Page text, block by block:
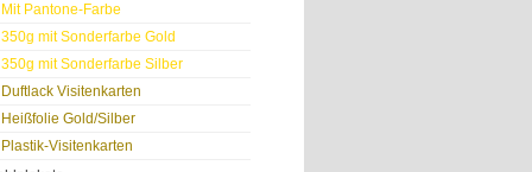
Mit Pantone-Farbe
350g mit Sonderfarbe Gold
350g mit Sonderfarbe Silber
Duftlack Visitenkarten
Heißfolie Gold/Silber
Plastik-Visitenkarten